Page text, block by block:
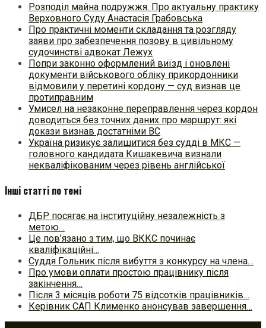
Розподіл майна подружжя. Про актуальну практику
Верховного Суду Анастасія Грабовська
Про практичні моменти складання та розгляду
заяви про забезпечення позову в цивільному
судочинстві адвокат Лежух
Попри законно оформлений виїзд і оновлені
документи військового обліку прикордонники
відмовили у перетині кордону — суд визнав це
протиправним
Умисел на незаконне переправлення через кордон
доводиться без точних даних про маршрут: які
докази визнав достатніми ВС
Україна ризикує залишитися без судді в МКС —
головного кандидата Кишакевича визнали
некваліфікованим через рівень англійської
Інші статті по темі
ДБР посягає на інституційну незалежність з
метою…
Це пов’язано з тим, що ВККС починає
кваліфікаційні…
Суддя Гольник після вибуття з конкурсу на члена…
Про умови оплати простою працівнику після
закінчення…
Після 3 місяців роботи 75 відсотків працівників…
Керівник САП Клименко анонсував завершення…